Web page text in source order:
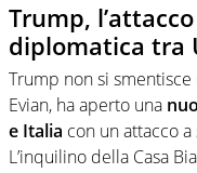
Trump,
diplomatica tra
Trump non si
Evian, ha aperto una
e Italia con un attacco
L’inquilino della Casa